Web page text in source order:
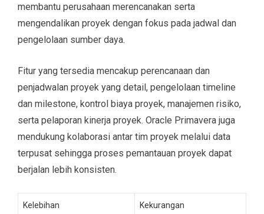
membantu perusahaan merencanakan serta
mengendalikan proyek dengan fokus pada jadwal dan
pengelolaan sumber daya.
Fitur yang tersedia mencakup perencanaan dan
penjadwalan proyek yang detail, pengelolaan timeline
dan milestone, kontrol biaya proyek, manajemen risiko,
serta pelaporan kinerja proyek. Oracle Primavera juga
mendukung kolaborasi antar tim proyek melalui data
terpusat sehingga proses pemantauan proyek dapat
berjalan lebih konsisten.
Kelebihan
Kekurangan